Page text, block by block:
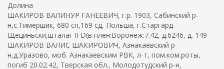
Долина
ШАКИРОВ ВАЛИНУР ГАНЕЕВИЧ, г.р. 1903, Сабинский р-
н,с.Тимершик, 680 сп,169 сд, Польша, г.Старгард-
Щециньски,шталаг II D(в плен:Воронеж:7.42, д.6246, д. 149
ШАКИРОВ ВАЛИС ШАКИРОВИЧ, Азнакаевский р-
н,д.Уразово, моб. Азнакаевским РВК, л-т, пом.ком.роты,
погиб 20.02.42, Тверская обл., Молодотудский р-н,